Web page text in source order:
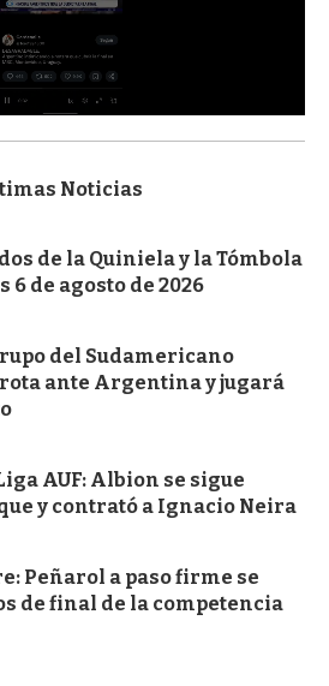
Noticias
de la Quiniela y la Tómbola
6 de agosto de 2026
del Sudamericano
ante Argentina y jugará
AUF: Albion se sigue
y contrató a Ignacio Neira
Peñarol a paso firme se
de final de la competencia